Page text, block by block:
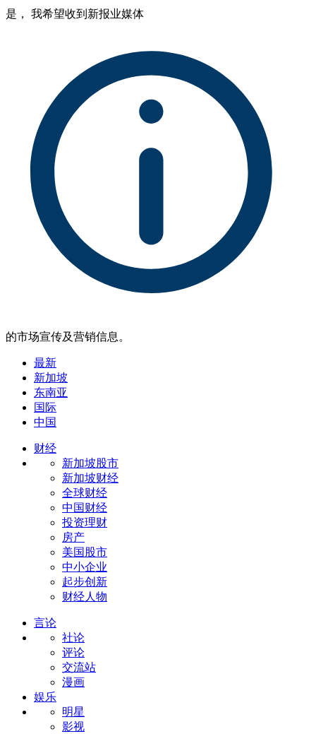
是， 我希望收到新报业媒体
的市场宣传及营销信息。
最新
新加坡
东南亚
国际
中国
财经
新加坡股市
新加坡财经
全球财经
中国财经
投资理财
房产
美国股市
中小企业
起步创新
财经人物
言论
社论
评论
交流站
漫画
娱乐
明星
影视